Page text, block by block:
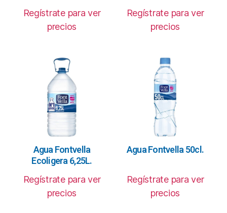
Regístrate para ver
precios
Regístrate para ver
precios
Agua Fontvella
Ecoligera 6,25L.
Regístrate para ver
precios
Agua Fontvella 50cl.
Regístrate para ver
precios